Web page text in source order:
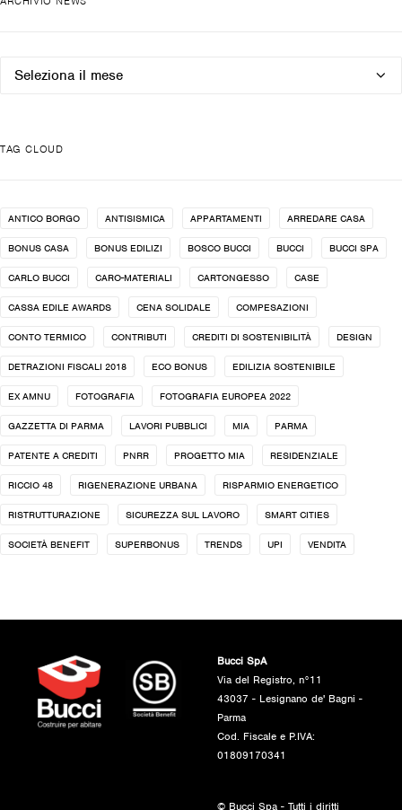
Archivio
TAG CLOUD
ANTICO BORGO ANTISISMICA APPARTAMENTI ARREDARE CASA
BONUS CASA BONUS EDILIZI BOSCO BUCCI BUCCI BUCCI SPA
CARLO BUCCI CARO-MATERIALI CARTONGESSO CASE
CASSA EDILE AWARDS CENA SOLIDALE COMPESAZIONI
CONTO TERMICO CONTRIBUTI CREDITI DI SOSTENIBILITÀ DESIGN
DETRAZIONI FISCALI 2018 ECO BONUS EDILIZIA SOSTENIBILE
EX AMNU FOTOGRAFIA FOTOGRAFIA EUROPEA 2022
GAZZETTA DI PARMA LAVORI PUBBLICI MIA PARMA
PATENTE A CREDITI PNRR PROGETTO MIA RESIDENZIALE
RICCIO 48 RIGENERAZIONE URBANA RISPARMIO ENERGETICO
RISTRUTTURAZIONE SICUREZZA SUL LAVORO SMART CITIES
SOCIETÀ BENEFIT SUPERBONUS TRENDS UPI VENDITA
Bucci SpA
Via del Registro, n°11
43037 - Lesignano de' Bagni -
Parma
Cod. Fiscale e P.IVA:
01809170341
© Bucci Spa - Tutti i diritti